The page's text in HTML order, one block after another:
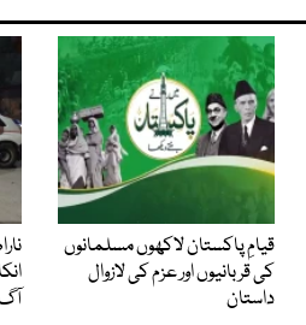
قیامِ پاکستان لاکھوں مسلمانوں
کی قربانیوں اور عزم کی لازوال
داستان